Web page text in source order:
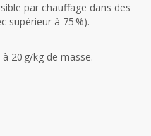
par chauffage dans des
supérieur à 75 %).
20 g/kg de masse.